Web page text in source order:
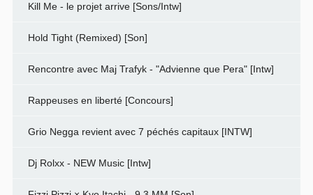
Kill Me - le projet arrive [Sons/Intw]
Hold Tight (Remixed) [Son]
Rencontre avec Maj Trafyk - "Advienne que Pera" [Intw]
Rappeuses en liberté [Concours]
Grio Negga revient avec 7 péchés capitaux [INTW]
Dj Rolxx - NEW Music [Intw]